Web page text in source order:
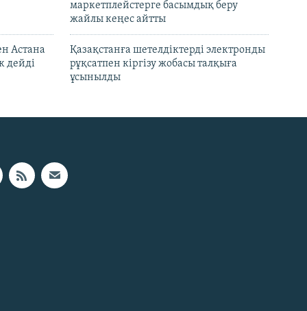
маркетплейстерге басымдық беру
жайлы кеңес айтты
Астана
дейді
Қазақстанға шетелдіктерді электронды
рұқсатпен кіргізу жобасы талқыға
ұсынылды